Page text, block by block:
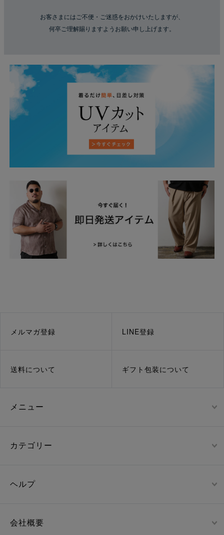
お客さまにはご不便・ご迷惑をおかけいたしますが、
何卒ご理解賜りますようお願い申し上げます。
メルマガ登録 LINE登録
送料について ギフト包装について
メニュー
カテゴリー
ヘルプ
会社概要